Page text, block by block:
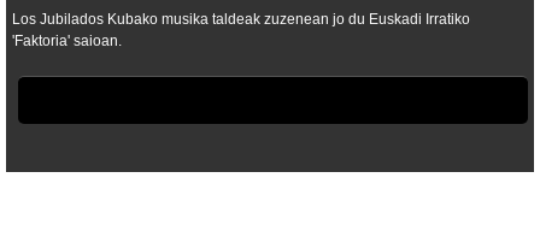
Los Jubilados Kubako musika taldeak zuzenean jo du Euskadi Irratiko
'Faktoria' saioan.